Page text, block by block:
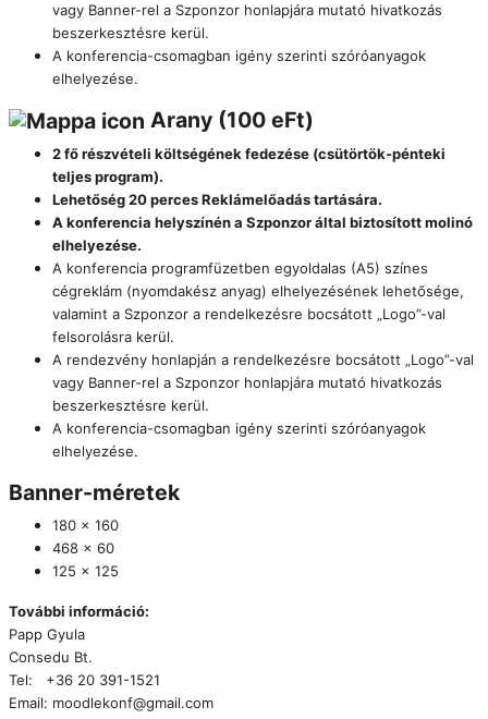
vagy Banner-rel a Szponzor honlapjára mutató hivatkozás
beszerkesztésre kerül.
A konferencia-csomagban igény szerinti szóróanyagok
elhelyezése.
Arany (100 eFt)
2 fő részvételi költségének fedezése (csütörtök-pénteki
teljes program).
Lehetőség 20 perces Reklámelőadás tartására.
A konferencia helyszínén a Szponzor által biztosított molinó
elhelyezése.
A konferencia programfüzetben egyoldalas (A5) színes
cégreklám (nyomdakész anyag) elhelyezésének lehetősége,
valamint a Szponzor a rendelkezésre bocsátott „Logo”-val
felsorolásra kerül.
A rendezvény honlapján a rendelkezésre bocsátott „Logo”-val
vagy Banner-rel a Szponzor honlapjára mutató hivatkozás
beszerkesztésre kerül.
A konferencia-csomagban igény szerinti szóróanyagok
elhelyezése.
Banner-méretek
180 x 160
468 x 60
125 x 125
További információ:
Papp Gyula
Consedu Bt.
Tel:
+36 20 391-1521
Email: moodlekonf@gmail.com